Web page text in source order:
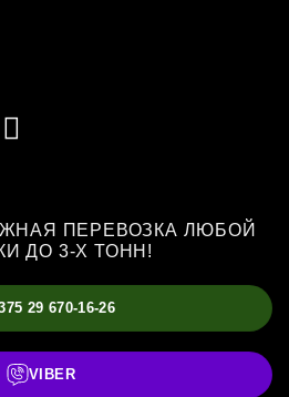
ПЕРЕВОЗКА ЛЮБОЙ
ДО 3-Х ТОНН!
29 670-16-26
VIBER